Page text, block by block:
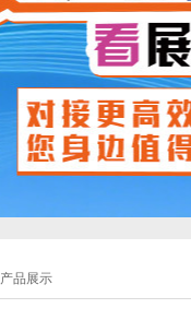
产品展示